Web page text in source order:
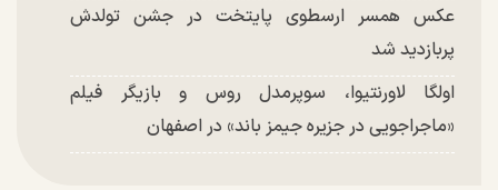
عکس همسر ارسطوی پایتخت در جشن تولدش
پربازدید شد
اولگا لاورنتیوا، سوپرمدل روس و بازیگر فیلم
«ماجراجویی در جزیره جیمز باند» در اصفهان